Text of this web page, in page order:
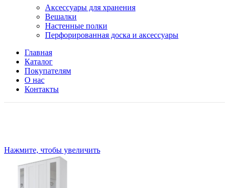
Аксессуары для хранения
Вешалки
Настенные полки
Перфорированная доска и аксессуары
Главная
Каталог
Покупателям
О нас
Контакты
Нажмите, чтобы увеличить